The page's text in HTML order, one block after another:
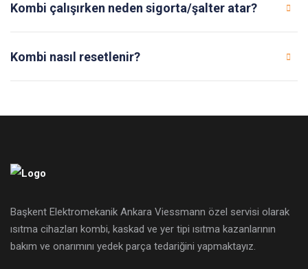
Kombi çalışırken neden sigorta/şalter atar?
Kombi nasıl resetlenir?
Başkent Elektromekanik Ankara Viessmann özel servisi olarak
ısıtma cihazları kombi, kaskad ve yer tipi ısıtma kazanlarının
bakım ve onarımını yedek parça tedariğini yapmaktayız.